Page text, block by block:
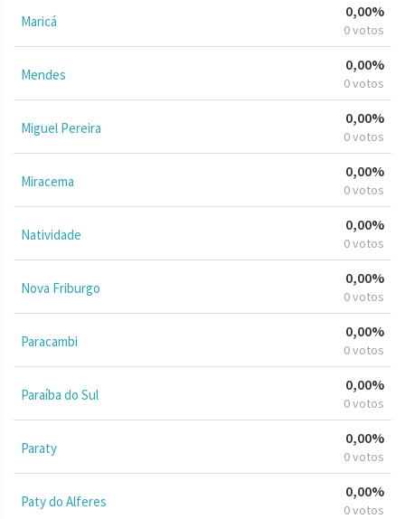
Maricá
0,00%
0 votos
Mendes
0,00%
0 votos
Miguel Pereira
0,00%
0 votos
Miracema
0,00%
0 votos
Natividade
0,00%
0 votos
Nova Friburgo
0,00%
0 votos
Paracambi
0,00%
0 votos
Paraíba do Sul
0,00%
0 votos
Paraty
0,00%
0 votos
Paty do Alferes
0,00%
0 votos